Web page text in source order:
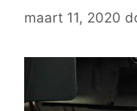
maart 11, 2020